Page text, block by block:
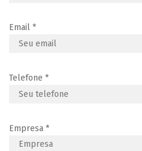
Email *
Telefone *
Empresa *